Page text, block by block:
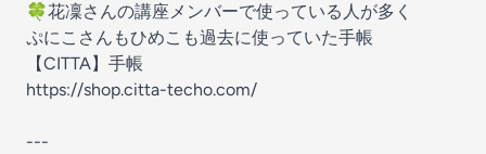
🍀花凜さんの講座メンバーで使っている人が多く
ぷにこさんもひめこも過去に使っていた手帳
【CITTA】手帳
https://shop.citta-techo.com/
---